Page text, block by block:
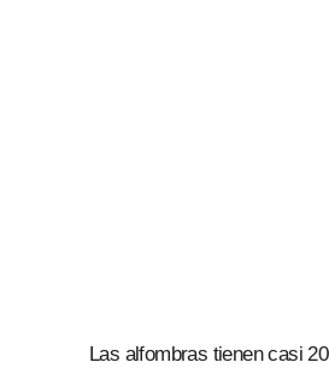
Las alfombras tienen casi